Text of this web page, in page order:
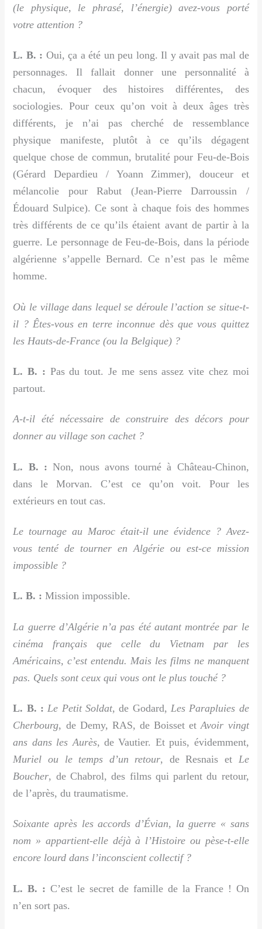
(le physique, le phrasé, l’énergie) avez-vous porté
votre attention ?
L. B. : Oui, ça a été un peu long. Il y avait pas mal de
personnages. Il fallait donner une personnalité à
chacun, évoquer des histoires différentes, des
sociologies. Pour ceux qu’on voit à deux âges très
différents, je n’ai pas cherché de ressemblance
physique manifeste, plutôt à ce qu’ils dégagent
quelque chose de commun, brutalité pour Feu-de-Bois
(Gérard Depardieu / Yoann Zimmer), douceur et
mélancolie pour Rabut (Jean-Pierre Darroussin /
Édouard Sulpice). Ce sont à chaque fois des hommes
très différents de ce qu’ils étaient avant de partir à la
guerre. Le personnage de Feu-de-Bois, dans la période
algérienne s’appelle Bernard. Ce n’est pas le même
homme.
Où le village dans lequel se déroule l’action se situe-t-
il ? Êtes-vous en terre inconnue dès que vous quittez
les Hauts-de-France (ou la Belgique) ?
L. B. : Pas du tout. Je me sens assez vite chez moi
partout.
A-t-il été nécessaire de construire des décors pour
donner au village son cachet ?
L. B. :Non, nous avons tourné à Château-Chinon,
dans le Morvan. C’est ce qu’on voit. Pour les
extérieurs en tout cas.
Le tournage au Maroc était-il une évidence ? Avez-
vous tenté de tourner en Algérie ou est-ce mission
impossible ?
L. B. :Mission impossible.
La guerre d’Algérie n’a pas été autant montrée par le
cinéma français que celle du Vietnam par les
Américains, c’est entendu. Mais les films ne manquent
pas. Quels sont ceux qui vous ont le plus touché ?
L. B. :Le Petit Soldat, de Godard, Les Parapluies de
Cherbourg, de Demy, RAS, de Boisset etAvoir vingt
ans dans les Aurès, de Vautier. Et puis, évidemment,
Muriel ou le temps d’un retour, de Resnais et Le
Boucher, de Chabrol, des films qui parlent du retour,
de l’après, du traumatisme.
Soixante après les accords d’Évian, la guerre « sans
nom » appartient-elle déjà à l’Histoire ou pèse-t-elle
encore lourd dans l’inconscient collectif ?
L. B. :C’est le secret de famille de la France ! On
n’en sort pas.